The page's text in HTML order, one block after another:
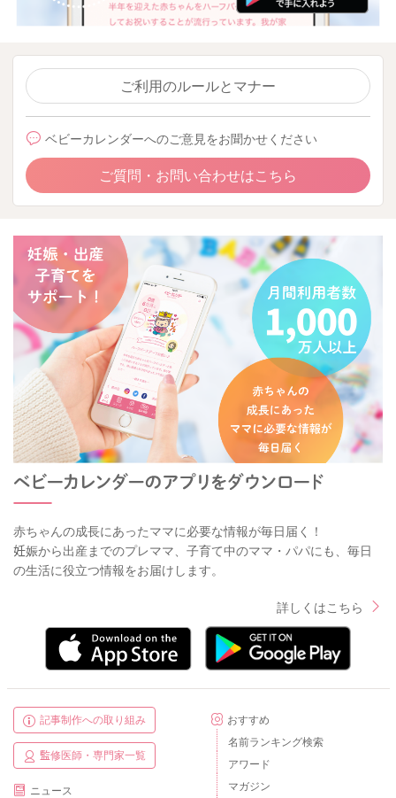
ご利用のルールとマナー
ベビーカレンダーへのご意見をお聞かせください
ご質問・お問い合わせはこちら
赤ちゃんの成長にあったママに必要な情報が毎日届く！
妊娠から出産までのプレママ、子育て中のママ・パパにも、毎日
の生活に役立つ情報をお届けします。
詳しくはこちら
記事制作への取り組み
監修医師・専門家一覧
ニュース
おすすめ
名前ランキング検索
アワード
マガジン